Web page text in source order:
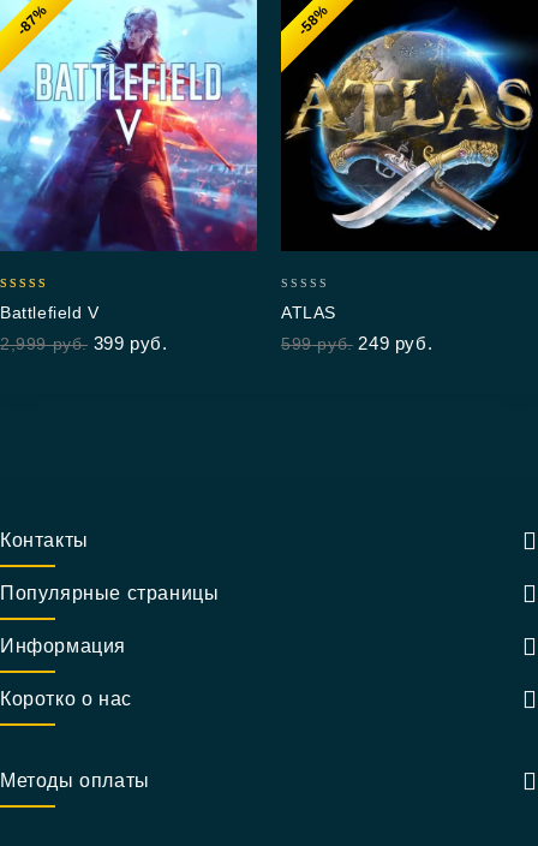
-87%
out of 5
Battlefield V
2,999руб. 399 руб.
-58%
out
of
ATLAS
599руб. 249 руб.
Контакты
Популярные страницы
Информация
Коротко о нас
Методы оплаты